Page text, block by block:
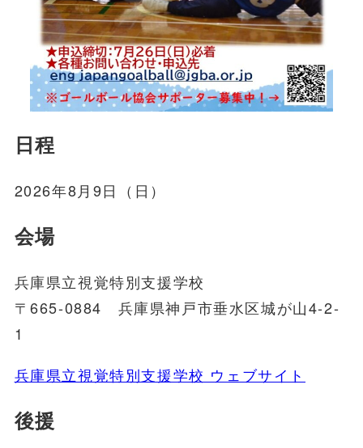
日程
2026年8月9日（日）
会場
兵庫県立視覚特別支援学校
〒665-0884 兵庫県神戸市垂水区城が山4-2-
1
兵庫県立視覚特別支援学校 ウェブサイト
後援